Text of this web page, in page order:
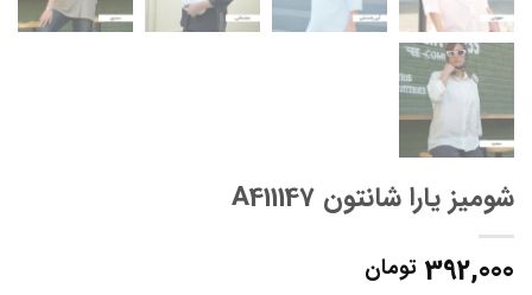
شومیز یارا شانتون A411147
392,000 تومان